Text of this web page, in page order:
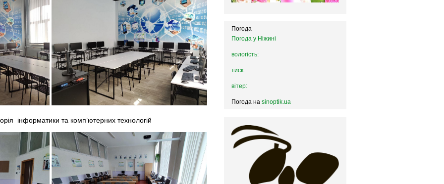
інформатики та комп’ютерних технологій
Погода
Погода у Ніжині
вологість:
тиск:
вітер:
Погода на sinoptik.ua